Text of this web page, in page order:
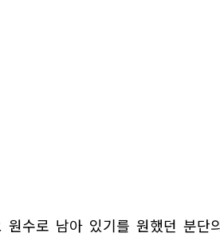
원수로 남아 있기를 원했던 분단